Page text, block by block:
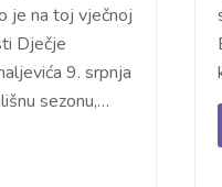
je na toj vječnoj
Dječje
9. srpnja
sezonu,…